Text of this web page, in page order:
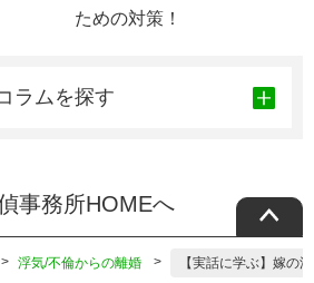
ための対策！
ラムを探す
事務所HOMEへ
浮気/不倫からの離婚 【実話に学ぶ】嫁の